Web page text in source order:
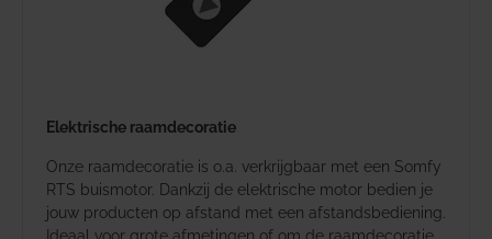
Elektrische raamdecoratie
Onze raamdecoratie is o.a. verkrijgbaar met een Somfy
RTS buismotor. Dankzij de elektrische motor bedien je
jouw producten op afstand met een afstandsbediening.